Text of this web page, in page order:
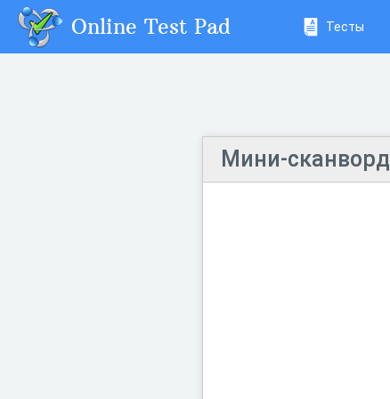
Online Test Pad Тесты
Мини-сканворд